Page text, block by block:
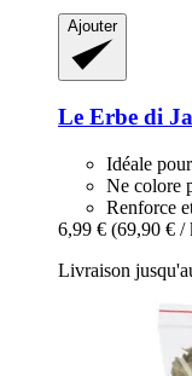
Ajouter
Le Erbe di
Idéale
Ne colore
Renforce
6,99 € (69,90 € /
Livraison